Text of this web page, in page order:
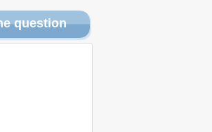
question